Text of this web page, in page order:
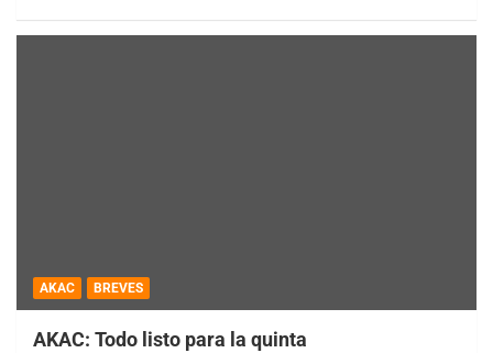
AKAC BREVES
AKAC: Todo listo para la quinta